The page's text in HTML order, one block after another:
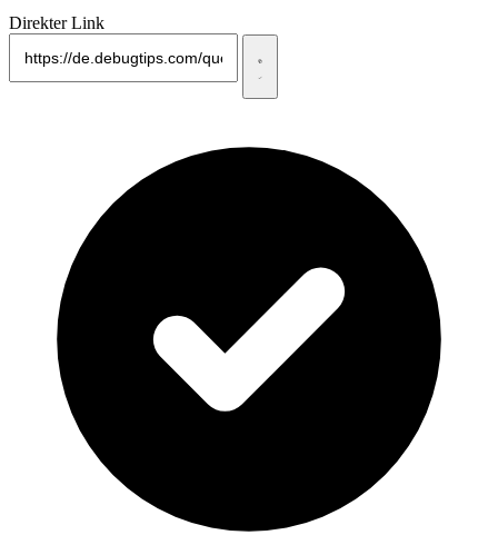
Direkter Link